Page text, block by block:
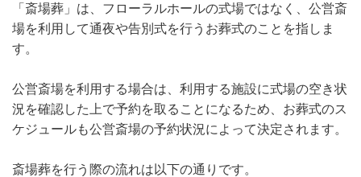
「斎場葬」は、フローラルホールの式場ではなく、公営斎
場を利用して通夜や告別式を行うお葬式のことを指しま
す。
公営斎場を利用する場合は、利用する施設に式場の空き状
況を確認した上で予約を取ることになるため、お葬式のス
ケジュールも公営斎場の予約状況によって決定されます。
斎場葬を行う際の流れは以下の通りです。